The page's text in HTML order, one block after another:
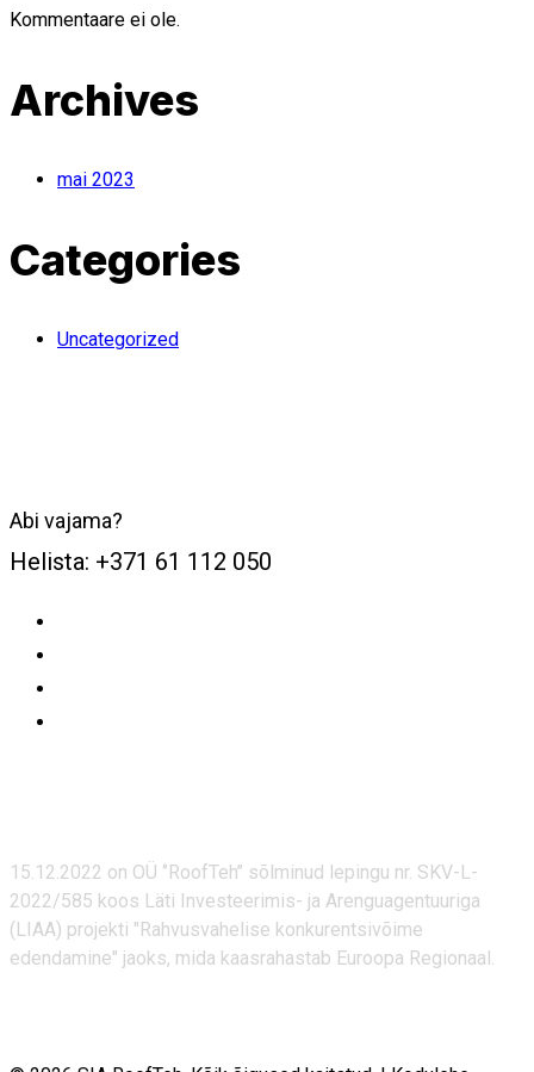
Kommentaare ei ole.
Archives
mai 2023
Categories
Uncategorized
15.12.2022 on OÜ ‘’RoofTeh’’ sõlminud lepingu nr. SKV-L-
2022/585 koos Läti Investeerimis- ja Arenguagentuuriga
(LIAA) projekti "Rahvusvahelise konkurentsivõime
edendamine" jaoks, mida kaasrahastab Euroopa Regionaal.